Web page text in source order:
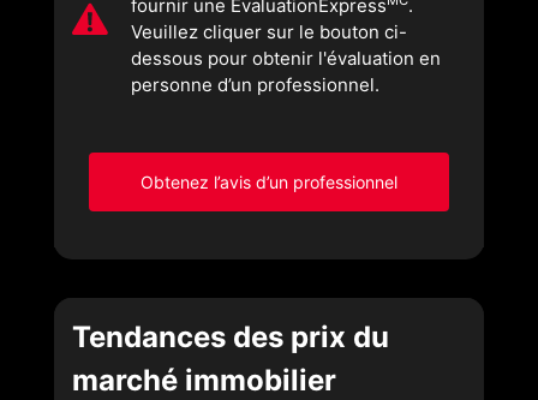
fournir une ÉvaluationExpress
.
Veuillez cliquer sur le bouton ci-
dessous pour obtenir l'évaluation en
personne d’un professionnel.
Obtenez l’avis d’un professionnel
Tendances des prix du
marché immobilier